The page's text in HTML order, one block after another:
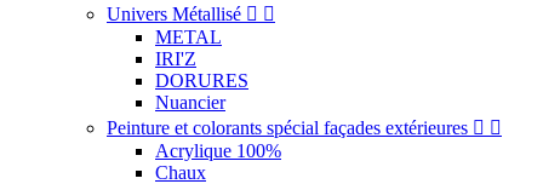
Univers Métallisé  
METAL
IRI'Z
DORURES
Nuancier
Peinture et colorants spécial façades extérieures  
Acrylique 100%
Chaux